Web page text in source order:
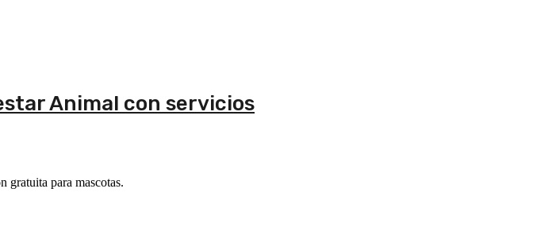
Animal con servicios
gratuita para mascotas.